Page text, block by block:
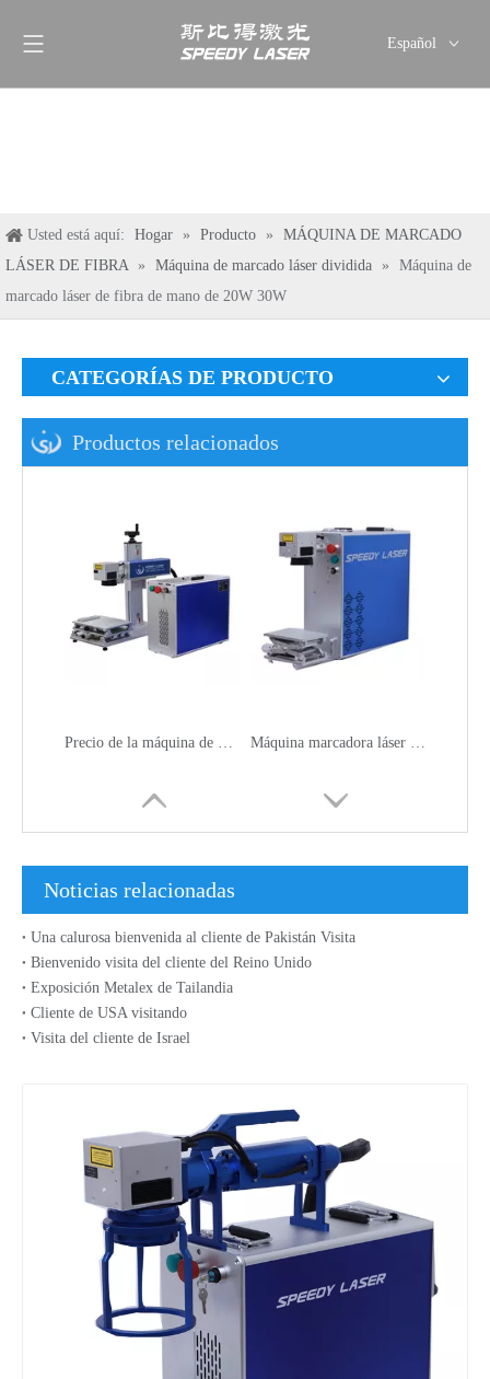
Español
Deutsch
Italiano
Usted está aquí: Hogar » Producto »
MÁQUINA DE MARCADO
LÁSER DE FIBRA
» Máquina de marcado láser dividida »
Máquina de
marcado láser de fibra de mano de 20W 30W
CATEGORÍAS DE PRODUCTO
Productos relacionados
Precio de la máquina de marcado láser de fibra IPG YLP-V2 20W / 30W 50W Máquina marcadora láser de fibra portátil 20W 30W
Noticias relacionadas
Una calurosa bienvenida al cliente de Pakistán Visita
Bienvenido visita del cliente del Reino Unido
Exposición Metalex de Tailandia
Cliente de USA visitando
Visita del cliente de Israel